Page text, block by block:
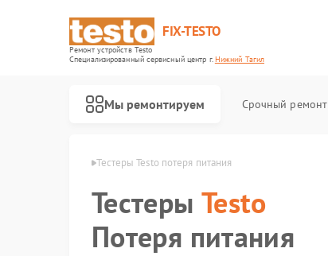
FIX-TESTO
Ремонт устройств Testo
Специализированный cервисный центр г.Нижний Тагил
Мы ремонтируем Срочный ремонт
в Нижнем Тагиле Тестеры Testo потеря питания
Тестеры Testo
Потеря питания